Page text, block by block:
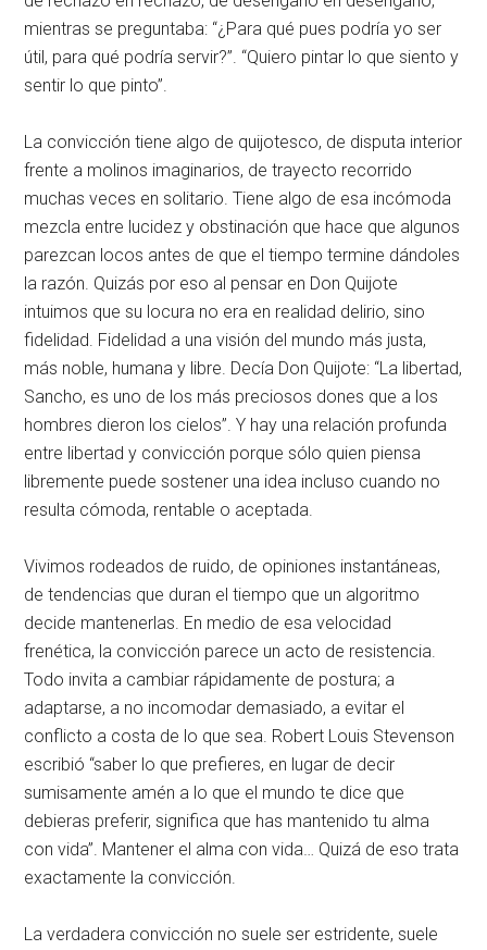
mientras se preguntaba: “¿Para qué pues podría yo ser
útil, para qué podría servir?”. “Quiero pintar lo que siento y
sentir lo que pinto”.
La convicción tiene algo de quijotesco, de disputa interior
frente a molinos imaginarios, de trayecto recorrido
muchas veces en solitario. Tiene algo de esa incómoda
mezcla entre lucidez y obstinación que hace que algunos
parezcan locos antes de que el tiempo termine dándoles
la razón. Quizás por eso al pensar en Don Quijote
intuimos que su locura no era en realidad delirio, sino
fidelidad. Fidelidad a una visión del mundo más justa,
más noble, humana y libre. Decía Don Quijote: “La libertad,
Sancho, es uno de los más preciosos dones que a los
hombres dieron los cielos”. Y hay una relación profunda
entre libertad y convicción porque sólo quien piensa
libremente puede sostener una idea incluso cuando no
resulta cómoda, rentable o aceptada.
Vivimos rodeados de ruido, de opiniones instantáneas,
de tendencias que duran el tiempo que un algoritmo
decide mantenerlas. En medio de esa velocidad
frenética, la convicción parece un acto de resistencia.
Todo invita a cambiar rápidamente de postura; a
adaptarse, a no incomodar demasiado, a evitar el
conflicto a costa de lo que sea. Robert Louis Stevenson
escribió “saber lo que prefieres, en lugar de decir
sumisamente amén a lo que el mundo te dice que
debieras preferir, significa que has mantenido tu alma
con vida”. Mantener el alma con vida… Quizá de eso trata
exactamente la convicción.
La verdadera convicción no suele ser estridente, suele